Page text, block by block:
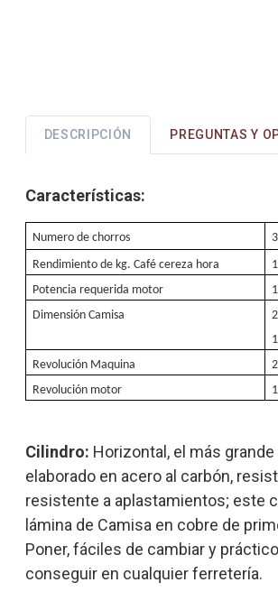
DESCRIPCIÓN PREGUNTAS Y
Características:
Numero de chorros
3
Rendimiento de kg. Café cereza hora
Potencia requerida motor
Dimensión Camisa
Revolución Maquina
Revolución motor
Cilindro: Horizontal, el más
elaborado en acero al carbón,
resistente a aplastamientos; este
lámina de Camisa en cobre de
Poner, fáciles de cambiar y
conseguir en cualquier ferretería.